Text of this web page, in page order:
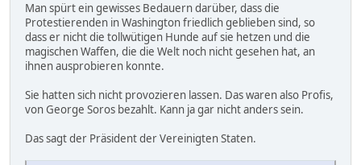
Man spürt ein gewisses Bedauern darüber, dass die
Protestierenden in Washington friedlich geblieben sind, so
dass er nicht die tollwütigen Hunde auf sie hetzen und die
magischen Waffen, die die Welt noch nicht gesehen hat, an
ihnen ausprobieren konnte.
Sie hatten sich nicht provozieren lassen. Das waren also Profis,
von George Soros bezahlt. Kann ja gar nicht anders sein.
Das sagt der Präsident der Vereinigten Staten.